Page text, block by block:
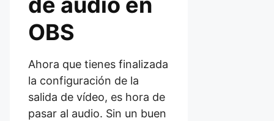
OBS
Ahora que tienes finalizada
la configuración de la
salida de vídeo, es hora de
pasar al audio. Sin un buen